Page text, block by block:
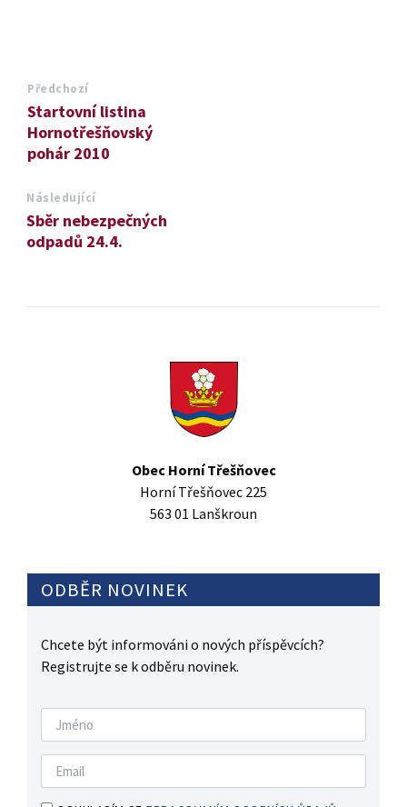
Předchozí
Startovní listina
Hornotřešňovský
pohár 2010
Následující
Sběr nebezpečných
odpadů 24.4.
Obec Horní Třešňovec
Horní Třešňovec 225
563 01 Lanškroun
ODBĚR NOVINEK
Chcete být informováni o nových příspěvcích?
Registrujte se k odběru novinek.